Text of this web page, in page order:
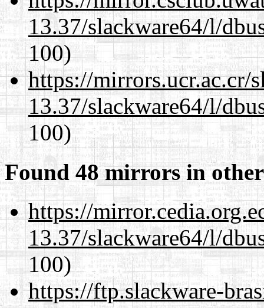
13.37/slackware64/l/
100)
https://mirrors.ucr.ac.cr/
13.37/slackware64/l/
100)
Found 48 mirrors in
https://
13.37/slackware64/l/
100)
https://ftp.slackware-